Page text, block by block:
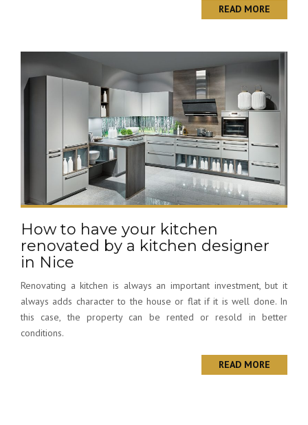
READ MORE
How to have your kitchen
renovated by a kitchen designer
in Nice
Renovating a kitchen is always an important investment, but it
always adds character to the house or flat if it is well done. In
this case, the property can be rented or resold in better
conditions.
READ MORE